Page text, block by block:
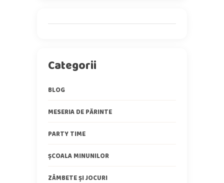
Categorii
BLOG
MESERIA DE PĂRINTE
PARTY TIME
ȘCOALA MINUNILOR
ZÂMBETE ȘI JOCURI